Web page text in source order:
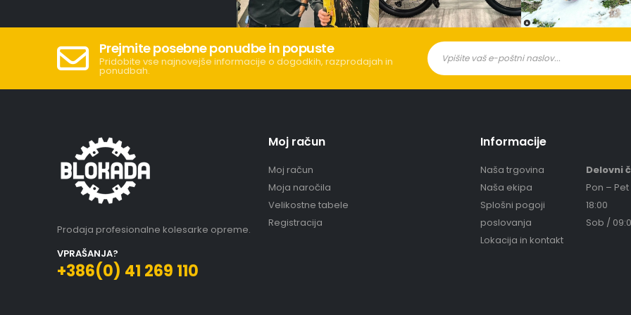
Prejmite posebne ponudbe in popuste
Pridobite vse najnovejše informacije o dogodkih, razprodajah in
ponudbah.
Prodaja profesionalne kolesarke opreme.
VPRAŠANJA?
+386(0) 41 269 110
Moj račun
Moj račun
Moja naročila
Velikostne tabele
Registracija
Informacije
Naša trgovina
Naša ekipa
Splošni pogoji
poslovanja
Lokacija in kontakt
Delovni
Pon –
18:00
Sob /